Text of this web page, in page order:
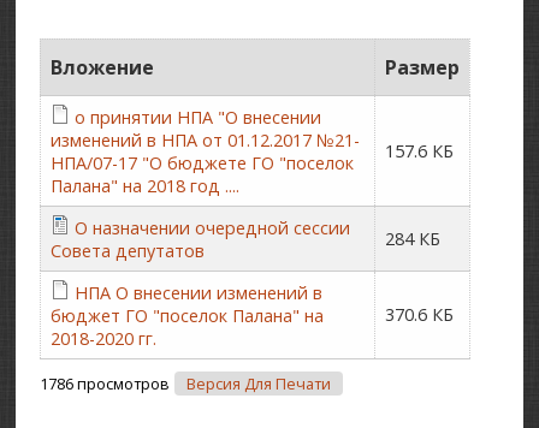
Вложение Размер
о принятии НПА "О внесении
изменений в НПА от 01.12.2017 №21-
НПА/07-17 "О бюджете ГО "поселок
Палана" на 2018 год ....
157.6 КБ
О назначении очередной сессии
Совета депутатов
284 КБ
НПА О внесении изменений в
бюджет ГО "поселок Палана" на
2018-2020 гг.
370.6 КБ
1786 просмотров Версия Для Печати